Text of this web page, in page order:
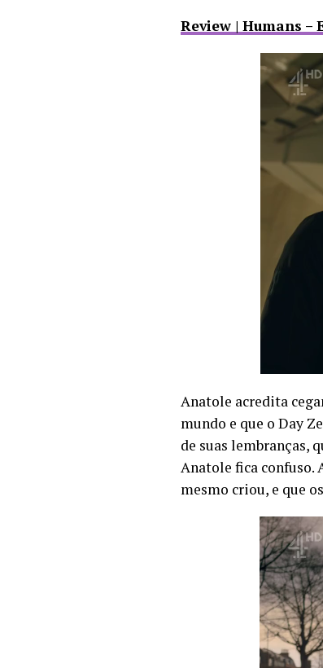
Review | Humans –
Anatole acredita
mundo e que o Day
de suas lembranças,
Anatole fica confuso.
mesmo criou, e que